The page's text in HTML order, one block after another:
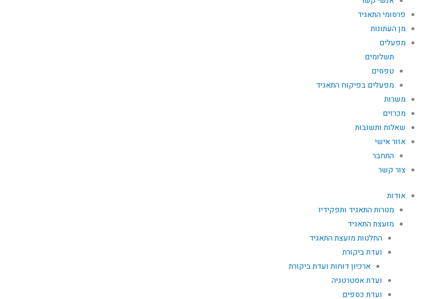
פרסומי התאגיד
מן העתונות
מפעלים
תשלומים
טפסים
מפעלים בפיקוח התאגיד
משרות
מכרזים
שאלות ותשובות
אזור אישי
התחבר
צור קשר
אודות
מטרות התאגיד ותפקידיו
מועצת התאגיד
החלטות מועצת התאגיד
ועדת ביקורת
ארכיון דוחות ועדת ביקורת
ועדת אסטרטגיה
ועדת כספים